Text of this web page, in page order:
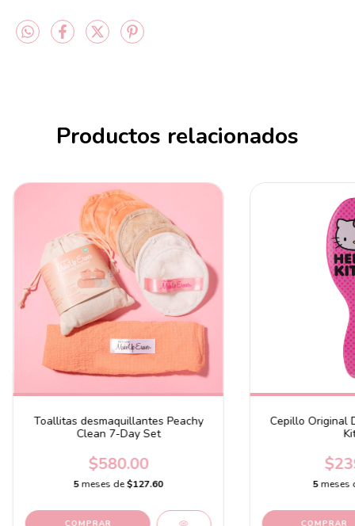
Productos relacionados
Toallitas desmaquillantes Peachy
Clean 7-Day Set
$580.00
5meses de$127.60
Cepillo Original
5meses